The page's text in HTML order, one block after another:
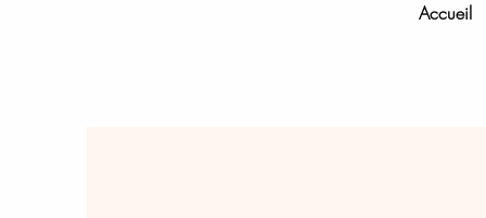
Accueil